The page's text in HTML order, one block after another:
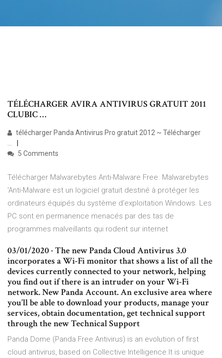
TÉLÉCHARGER AVIRA ANTIVIRUS GRATUIT 2011
CLUBIC …
télécharger Panda Antivirus Pro gratuit 2012 ~ Télécharger
...
5 Comments
Télécharger Malwarebytes Anti-Malware Free. Malwarebytes
'Anti-Malware est un logiciel gratuit destiné à protéger les
ordinateurs équipés du système d’exploitation Windows. Les
PC sont en permanence menacés par des tas de
programmes malveillants qui rodent sur internet
03/01/2020 · The new Panda Cloud Antivirus 3.0
incorporates a Wi-Fi monitor that shows a list of all the
devices currently connected to your network, helping
you find out if there is an intruder on your Wi-Fi
network. New Panda Account. An exclusive area where
you’ll be able to download your products, manage your
services, obtain documentation, get technical support
through the new Technical Support
Panda Dome (Panda Free Antivirus) is an evolution of first
cloud antivirus, based on Collective Intelligence.It is unique